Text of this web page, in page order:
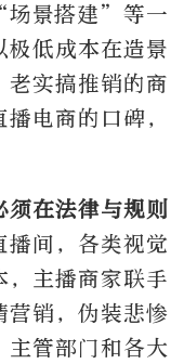
场景搭建”等一
极低成本在造景
老实搞推销的商
电商的口碑，
须在法律与规则
播间，各类视觉
，主播商家联手
销，伪装悲惨
管部门和各大